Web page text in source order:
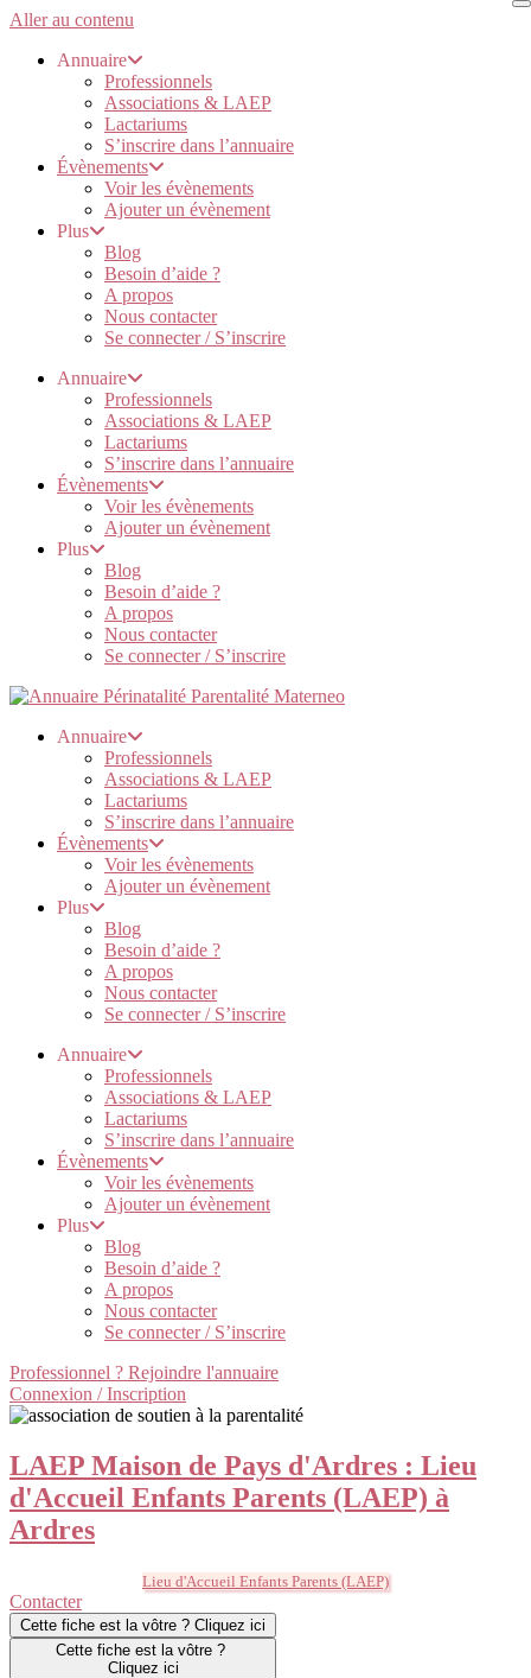
Aller au contenu
Annuaire
Professionnels
Associations & LAEP
Lactariums
S’inscrire dans l’annuaire
Évènements
Voir les évènements
Ajouter un évènement
Plus
Blog
Besoin d’aide ?
A propos
Nous contacter
Se connecter / S’inscrire
Annuaire
Professionnels
Associations & LAEP
Lactariums
S’inscrire dans l’annuaire
Évènements
Voir les évènements
Ajouter un évènement
Plus
Blog
Besoin d’aide ?
A propos
Nous contacter
Se connecter / S’inscrire
Annuaire
Professionnels
Associations & LAEP
Lactariums
S’inscrire dans l’annuaire
Évènements
Voir les évènements
Ajouter un évènement
Plus
Blog
Besoin d’aide ?
A propos
Nous contacter
Se connecter / S’inscrire
Annuaire
Professionnels
Associations & LAEP
Lactariums
S’inscrire dans l’annuaire
Évènements
Voir les évènements
Ajouter un évènement
Plus
Blog
Besoin d’aide ?
A propos
Nous contacter
Se connecter / S’inscrire
Professionnel ? Rejoindre l'annuaire
Connexion / Inscription
LAEP Maison de Pays d'Ardres : Lieu
d'Accueil Enfants Parents (LAEP) à
Ardres
Lieu d'Accueil Enfants Parents (LAEP)
Contacter
Cette fiche est la vôtre ? Cliquez ici
Cette fiche est la vôtre ?
Cliquez ici